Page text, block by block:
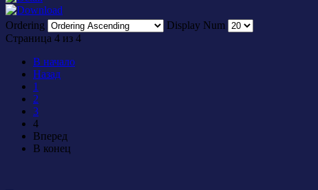
Ordering
Display Num
Страница 4 из 4
В начало
Назад
1
2
3
4
Вперед
В конец